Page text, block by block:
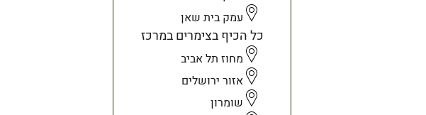
עמק בית שאן
כל הכיף בצימרים במרכז
מחוז תל אביב
אזור ירושלים
שומרון